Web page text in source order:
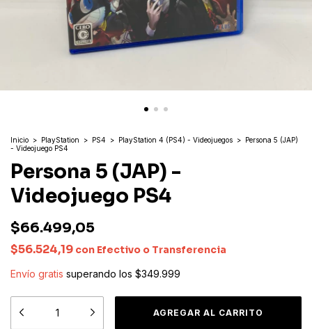
Inicio > PlayStation > PS4 > PlayStation 4 (PS4) - Videojuegos > Persona 5 (JAP)
- Videojuego PS4
Persona 5 (JAP) -
Videojuego PS4
$66.499,05
$56.524,19 con Efectivo o Transferencia
Envío gratis superando los $349.999